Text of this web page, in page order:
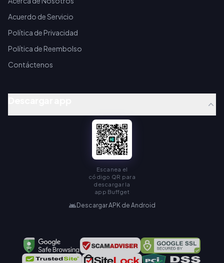
Acuerdo de Servicio
Política de Privacidad
Política de Reembolso
Contáctenos
Escanea el
código QR para
descargar la
app Buffget
Descargar APK de Android